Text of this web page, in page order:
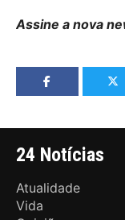
Assine a nova
24 Notícias
Atualidade
Vida